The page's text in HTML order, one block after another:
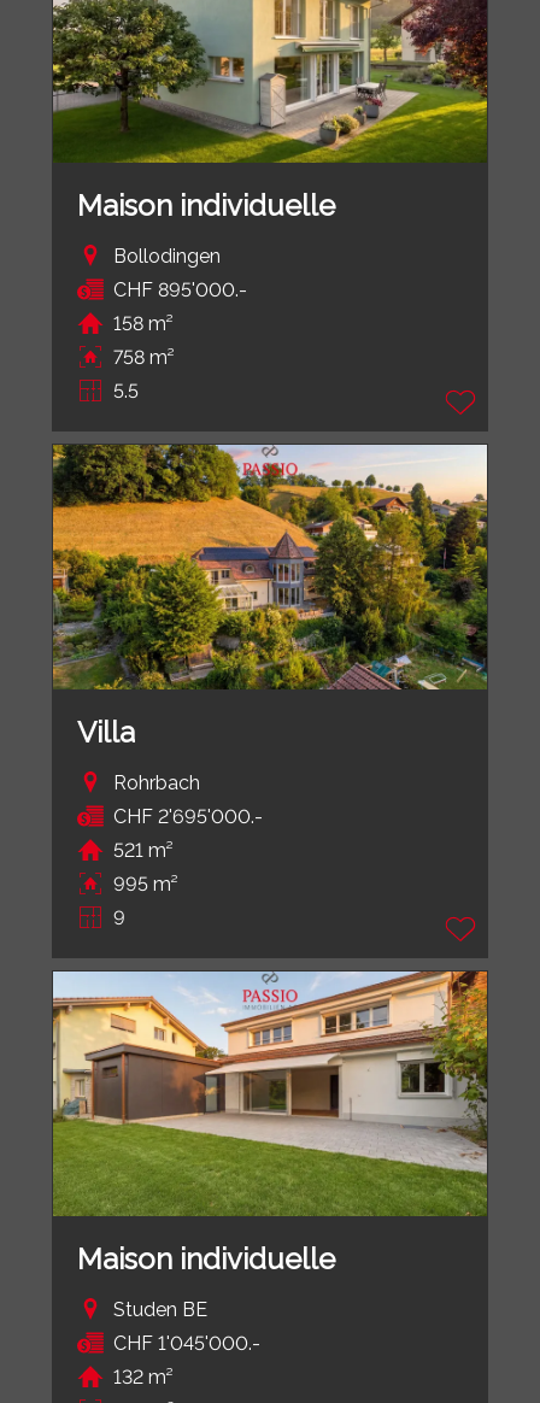
Maison individuelle
Bollodingen
CHF 895'000.-
158 m²
758 m²
5.5
Villa
Rohrbach
CHF 2'695'000.-
521 m²
995 m²
9
Maison individuelle
Studen BE
CHF 1'045'000.-
132 m²